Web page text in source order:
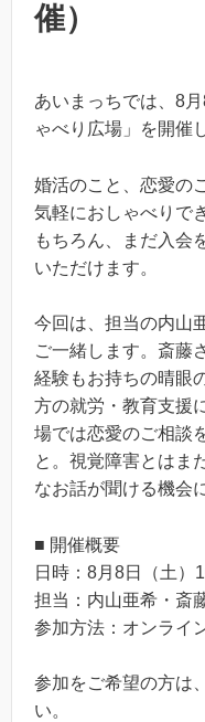
催）
あいまっちでは、8
ゃべり広場」を開催
婚活のこと、恋愛の
気軽におしゃべりで
もちろん、まだ入会
いただけます。
今回は、担当の内山
ご一緒します。斎藤
経験もお持ちの晴眼
方の就労・教育支援
場では恋愛のご相談
と。視覚障害とはま
なお話が聞ける機会
■ 開催概要
日時：8月8日（土）
担当：内山亜希・斎
参加方法：オンライ
参加をご希望の方は
い。